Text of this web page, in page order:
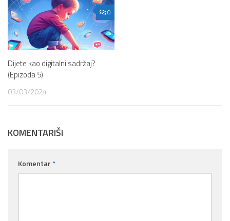
0
Dijete kao digitalni sadržaj?
(Epizoda 5)
03/03/2024
KOMENTARIŠI
Komentar *